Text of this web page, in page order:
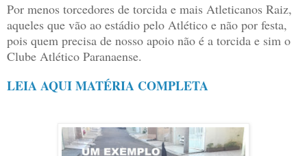
Por menos torcedores de torcida e mais Atleticanos Raiz,
aqueles que vão ao estádio pelo Atlético e não por festa,
pois quem precisa de nosso apoio não é a torcida e sim o
Clube Atlético Paranaense.
LEIA AQUI MATÉRIA COMPLETA